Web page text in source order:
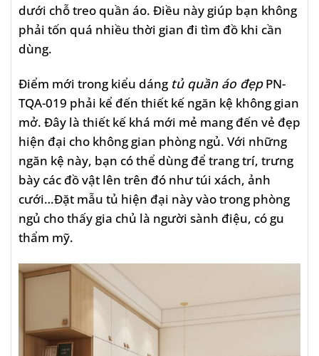
dưới chỗ treo quần áo. Điều này giúp bạn không
phải tốn quá nhiều thời gian đi tìm đồ khi cần
dùng.
Điểm mới trong kiểu dáng tủ quần áo đẹpPN-
TQA-019 phải kể đến thiết kế ngăn kệ không gian
mở. Đây là thiết kế khá mới mẻ mang đến vẻ đẹp
hiện đại cho không gian phòng ngủ. Với những
ngăn kệ này, bạn có thể dùng để trang trí, trưng
bày các đồ vật lên trên đó như túi xách, ảnh
cưới…Đặt mẫu tủ hiện đại này vào trong phòng
ngủ cho thấy gia chủ là người sành điệu, có gu
thẩm mỹ.